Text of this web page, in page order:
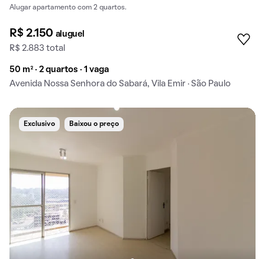
Alugar apartamento com 2 quartos.
R$ 2.150 aluguel
R$ 2.883 total
50 m² · 2 quartos · 1 vaga
Avenida Nossa Senhora do Sabará, Vila Emir · São Paulo
Exclusivo Baixou o preço